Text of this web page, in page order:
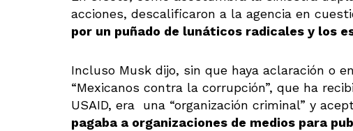
acciones, descalificaron a la agencia en
por un puñado de lunáticos radicales y los
Incluso Musk dijo, sin que haya aclaración o
“Mexicanos contra la corrupción”, que ha
USAID, era una “organización criminal” y
pagaba a organizaciones de medios para